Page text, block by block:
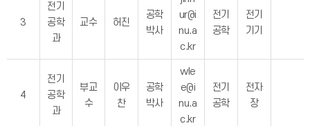
3
전기
공학
과
교수 허진
공학
박사
ur@i
nu.a
c.kr
전기
공학
전기
기기
4
전기
공학
과
부교
수
이우
찬
공학
박사
wle
e@i
nu.a
c.kr
전기
공학
전자
장